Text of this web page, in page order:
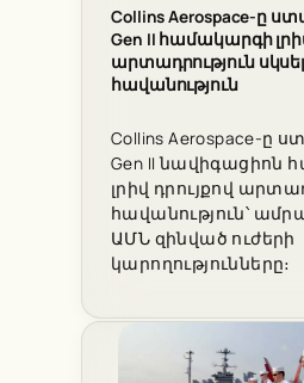
Collins Aerospace-ը
Gen II համակարգի
արտադրություն
հավանություն
Collins Aerospace-ը
Gen II նավիգացիոն
լրիվ դրույքով
հավանություն՝
ԱՄՆ զինված ուժերի
կարողությունները։